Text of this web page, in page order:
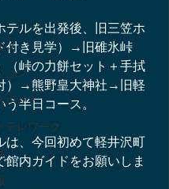
メ
ョン
ポット
テレワーク
テルを出発後、旧三笠ホ
付き見学）→旧碓氷峠
（峠の力餅セット＋手拭
）→熊野皇大神社→旧軽
半日コース。
は、今回初めて軽井沢町
館内ガイドをお願いしま